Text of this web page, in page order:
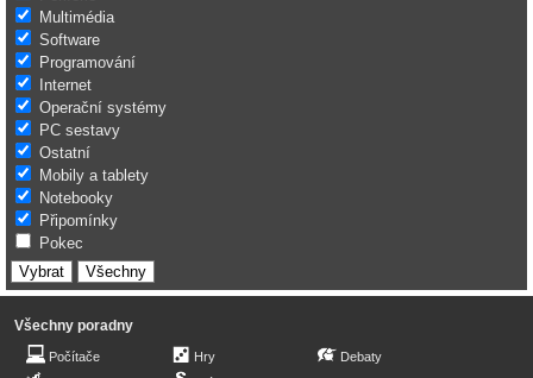
Multimédia
Software
Programování
Internet
Operační systémy
PC sestavy
Ostatní
Mobily a tablety
Notebooky
Připomínky
Pokec
Všechny poradny
Počítače
Hry
Debaty